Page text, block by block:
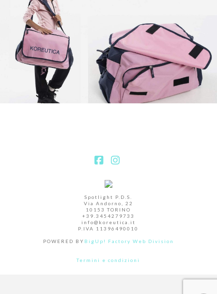
Spotlight P.D.S.
Via Andorno, 22
10153 TORINO
+39.3454279733
info@koreutica.it
P.IVA 11396490010
POWERED BY BigUp! Factory Web Division
Termini e condizioni